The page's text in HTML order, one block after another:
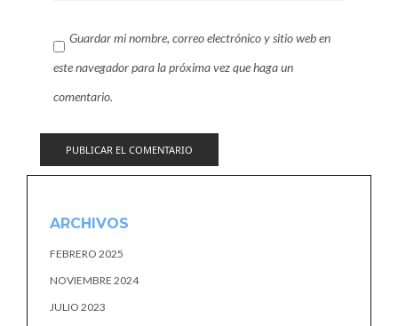
Guardar mi nombre, correo electrónico y sitio web en
este navegador para la próxima vez que haga un
comentario.
ARCHIVOS
FEBRERO 2025
NOVIEMBRE 2024
JULIO 2023